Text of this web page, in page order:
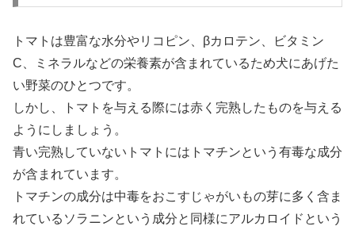
トマトは豊富な水分やリコピン、βカロテン、ビタミン
C、ミネラルなどの栄養素が含まれているため犬にあげた
い野菜のひとつです。
しかし、トマトを与える際には赤く完熟したものを与える
ようにしましょう。
青い完熟していないトマトにはトマチンという有毒な成分
が含まれています。
トマチンの成分は中毒をおこすじゃがいもの芽に多く含ま
れているソラニンという成分と同様にアルカロイドという